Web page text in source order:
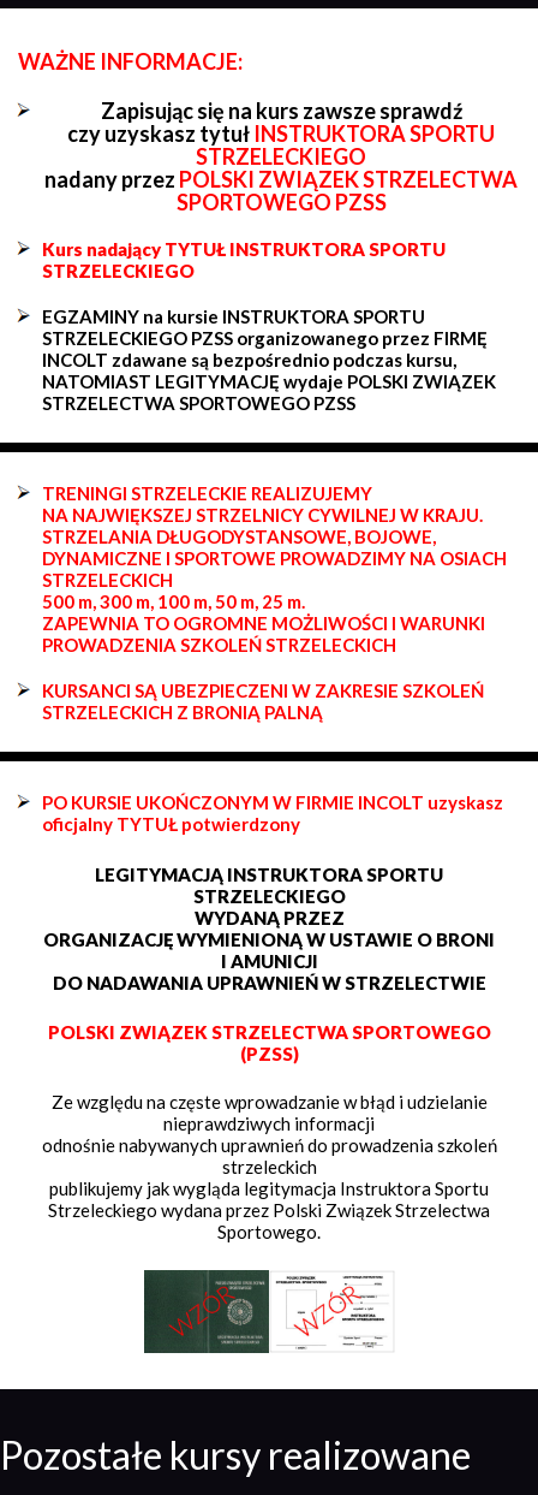
WAŻNE INFORMACJE:
Zapisując się na kurs zawsze sprawdź
czy uzyskasz tytuł INSTRUKTORA SPORTU
STRZELECKIEGO
nadany przez POLSKI ZWIĄZEK STRZELECTWA
SPORTOWEGO PZSS
Kurs nadający TYTUŁ INSTRUKTORA SPORTU
STRZELECKIEGO
EGZAMINY na kursie INSTRUKTORA SPORTU
STRZELECKIEGO PZSS organizowanego przez FIRMĘ
INCOLT zdawane są bezpośrednio podczas kursu,
NATOMIAST LEGITYMACJĘ wydaje POLSKI ZWIĄZEK
STRZELECTWA SPORTOWEGO PZSS
TRENINGI STRZELECKIE REALIZUJEMY
NA NAJWIĘKSZEJ STRZELNICY CYWILNEJ W KRAJU.
STRZELANIA DŁUGODYSTANSOWE, BOJOWE,
DYNAMICZNE I SPORTOWE PROWADZIMY NA OSIACH
STRZELECKICH
500 m, 300 m, 100 m, 50 m, 25 m.
ZAPEWNIA TO OGROMNE MOŻLIWOŚCI I WARUNKI
PROWADZENIA SZKOLEŃ STRZELECKICH
KURSANCI SĄ UBEZPIECZENI W ZAKRESIE SZKOLEŃ
STRZELECKICH Z BRONIĄ PALNĄ
PO KURSIE UKOŃCZONYM W FIRMIE INCOLT uzyskasz
oficjalny TYTUŁ potwierdzony
LEGITYMACJĄ INSTRUKTORA SPORTU
STRZELECKIEGO
WYDANĄ PRZEZ
ORGANIZACJĘ WYMIENIONĄ W USTAWIE O BRONI
I AMUNICJI
DO NADAWANIA UPRAWNIEŃ W STRZELECTWIE
POLSKI ZWIĄZEK STRZELECTWA SPORTOWEGO
(PZSS)
Ze względu na częste wprowadzanie w błąd i udzielanie
nieprawdziwych informacji
odnośnie nabywanych uprawnień do prowadzenia szkoleń
strzeleckich
publikujemy jak wygląda legitymacja Instruktora Sportu
Strzeleckiego wydana przez Polski Związek Strzelectwa
Sportowego.
Pozostałe kursy realizowane